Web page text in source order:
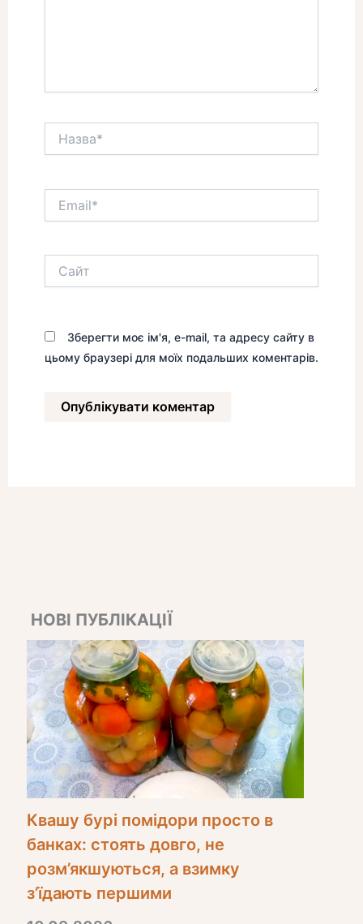
Зберегти моє ім'я, e-mail, та адресу сайту в
цьому браузері для моїх подальших коментарів.
НОВІ ПУБЛІКАЦІЇ
Квашу бурі помідори просто в
банках: стоять довго, не
розм’якшуються, а взимку
з’їдають першими